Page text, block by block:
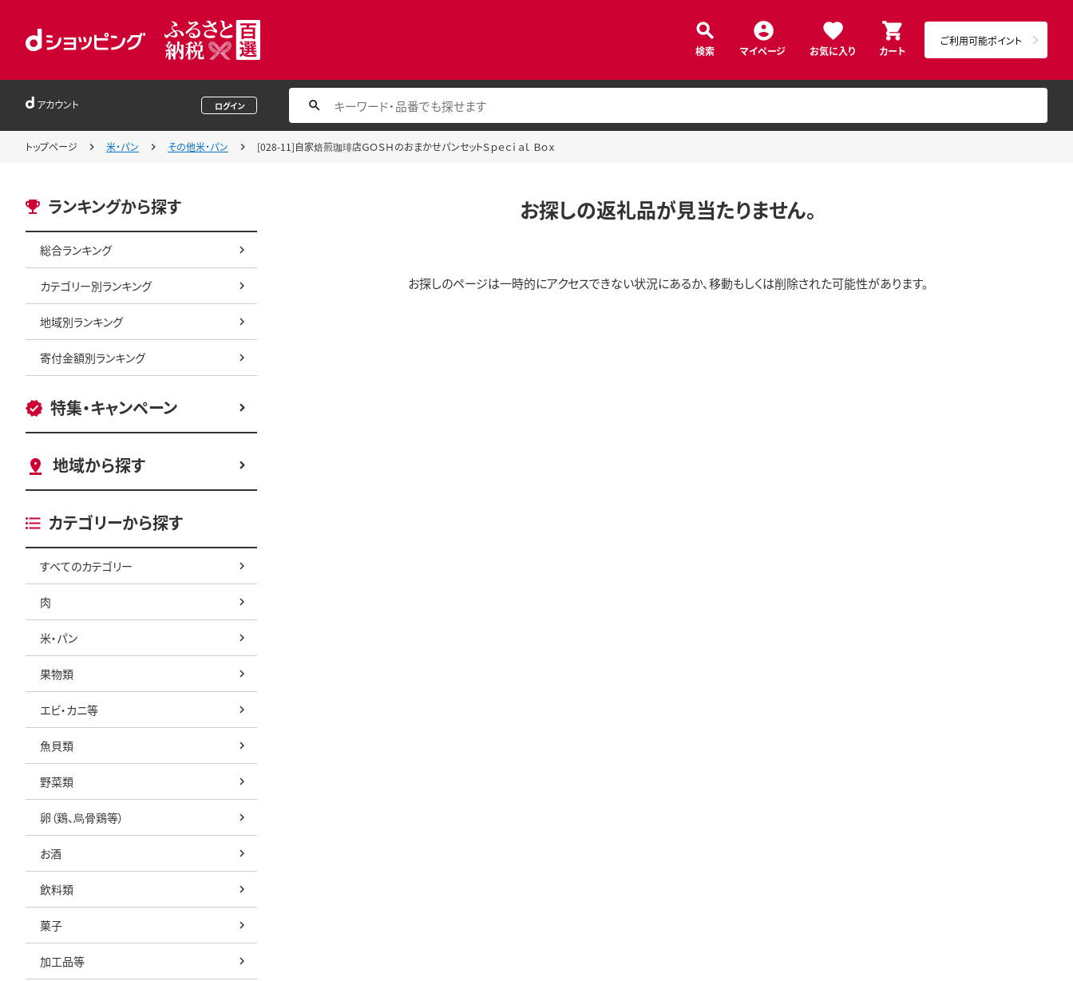
検索 マイページ お気に入り カート
ご利用可能ポイント
アカウント ログイン
トップページ 米・パン その他米・パン [028-11]自家焙煎珈琲店ＧＯＳＨのおまかせパンセットＳｐｅｃｉａｌ Ｂｏｘ
ランキングから探す
総合ランキング
カテゴリー別ランキング
地域別ランキング
寄付金額別ランキング
特集・キャンペーン
地域から探す
カテゴリーから探す
すべてのカテゴリー
肉
米・パン
果物類
エビ・カニ等
魚貝類
野菜類
卵（鶏、烏骨鶏等）
お酒
飲料類
菓子
加工品等
お探しの返礼品が見当たりません。
お探しのページは一時的にアクセスできない状況にあるか、移動もしくは削除された可能性があります。